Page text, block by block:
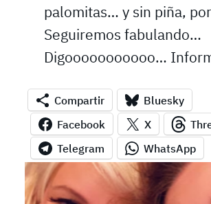
palomitas… y sin piña,
Seguiremos fabulando…
Digooooooooooo…
Compartir
Bluesky
Facebook
X
Telegram
WhatsApp